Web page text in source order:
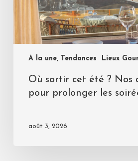
A la une, Tendances Lieux
Où sortir cet été ? Nos
pour prolonger les
août 3, 2026